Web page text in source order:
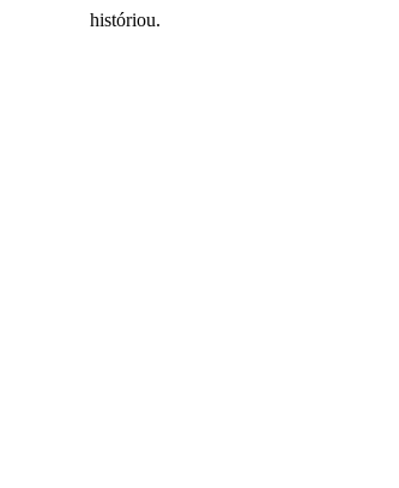
históriou.